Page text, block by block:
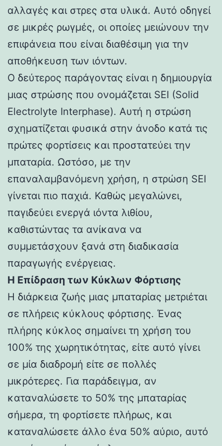
αλλαγές και στρες στα υλικά. Αυτό οδηγεί
σε μικρές ρωγμές, οι οποίες μειώνουν την
επιφάνεια που είναι διαθέσιμη για την
αποθήκευση των ιόντων.
Ο δεύτερος παράγοντας είναι η δημιουργία
μιας στρώσης που ονομάζεται SEI (Solid
Electrolyte Interphase). Αυτή η στρώση
σχηματίζεται φυσικά στην άνοδο κατά τις
πρώτες φορτίσεις και προστατεύει την
μπαταρία. Ωστόσο, με την
επαναλαμβανόμενη χρήση, η στρώση SEI
γίνεται πιο παχιά. Καθώς μεγαλώνει,
παγιδεύει ενεργά ιόντα λιθίου,
καθιστώντας τα ανίκανα να
συμμετάσχουν ξανά στη διαδικασία
παραγωγής ενέργειας.
Η Επίδραση των Κύκλων Φόρτισης
Η διάρκεια ζωής μιας μπαταρίας μετριέται
σε πλήρεις κύκλους φόρτισης. Ένας
πλήρης κύκλος σημαίνει τη χρήση του
100% της χωρητικότητας, είτε αυτό γίνει
σε μία διαδρομή είτε σε πολλές
μικρότερες. Για παράδειγμα, αν
καταναλώσετε το 50% της μπαταρίας
σήμερα, τη φορτίσετε πλήρως, και
καταναλώσετε άλλο ένα 50% αύριο, αυτό